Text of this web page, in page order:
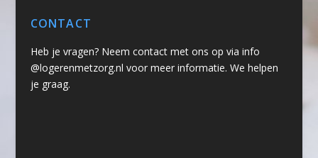
CONTACT
Heb je vragen? Neem contact met ons op via info
@logerenmetzorg.nl voor meer informatie. We helpen
je graag.